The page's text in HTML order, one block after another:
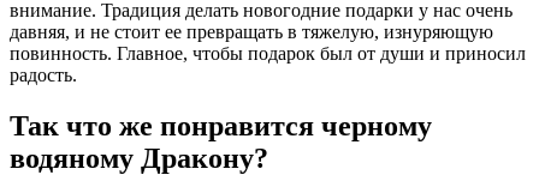
внимание. Традиция делать новогодние подарки у нас очень
давняя, и не стоит ее превращать в тяжелую, изнуряющую
повинность. Главное, чтобы подарок был от души и приносил
радость.
Так что же понравится черному
водяному Дракону?